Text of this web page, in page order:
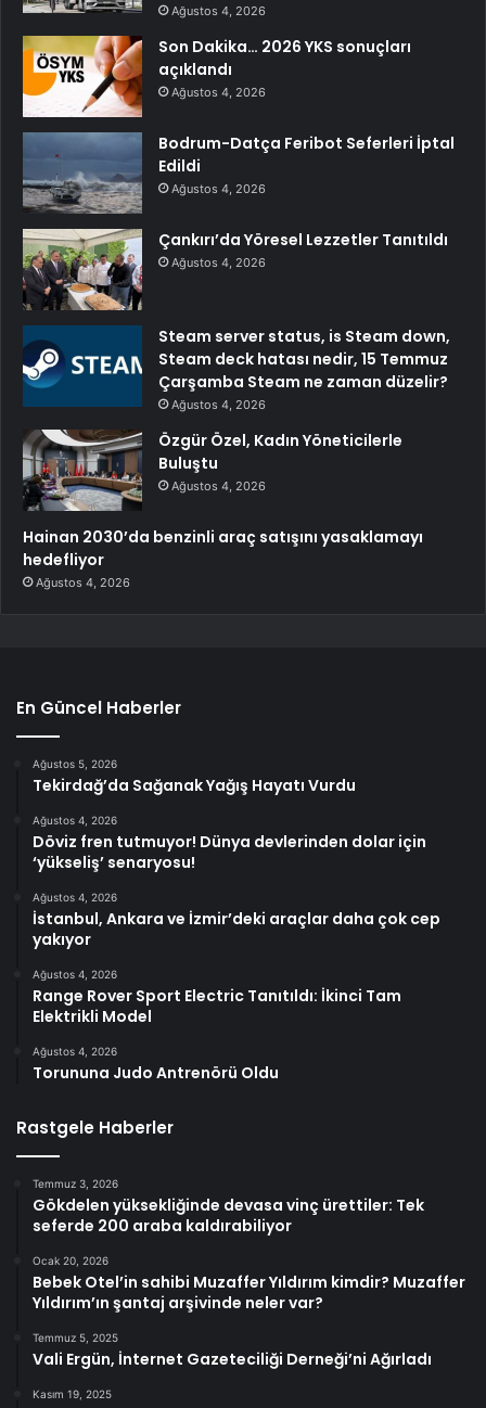
Ağustos 4, 2026
Son Dakika… 2026 YKS sonuçları
açıklandı
Ağustos 4, 2026
Bodrum-Datça Feribot Seferleri İptal
Edildi
Ağustos 4, 2026
Çankırı’da Yöresel Lezzetler Tanıtıldı
Ağustos 4, 2026
Steam server status, is Steam down,
Steam deck hatası nedir, 15 Temmuz
Çarşamba Steam ne zaman düzelir?
Ağustos 4, 2026
Özgür Özel, Kadın Yöneticilerle
Buluştu
Ağustos 4, 2026
Hainan 2030’da benzinli araç satışını yasaklamayı
hedefliyor
Ağustos 4, 2026
En Güncel Haberler
Ağustos 5, 2026
Tekirdağ’da Sağanak Yağış Hayatı Vurdu
Ağustos 4, 2026
Döviz fren tutmuyor! Dünya devlerinden dolar için
‘yükseliş’ senaryosu!
Ağustos 4, 2026
İstanbul, Ankara ve İzmir’deki araçlar daha çok cep
yakıyor
Ağustos 4, 2026
Range Rover Sport Electric Tanıtıldı: İkinci Tam
Elektrikli Model
Ağustos 4, 2026
Torununa Judo Antrenörü Oldu
Rastgele Haberler
Temmuz 3, 2026
Gökdelen yüksekliğinde devasa vinç ürettiler: Tek
seferde 200 araba kaldırabiliyor
Ocak 20, 2026
Bebek Otel’in sahibi Muzaffer Yıldırım kimdir? Muzaffer
Yıldırım’ın şantaj arşivinde neler var?
Temmuz 5, 2025
Vali Ergün, İnternet Gazeteciliği Derneği’ni Ağırladı
Kasım 19, 2025